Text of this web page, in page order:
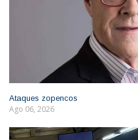
Ataques zopencos
Ago 06, 2026